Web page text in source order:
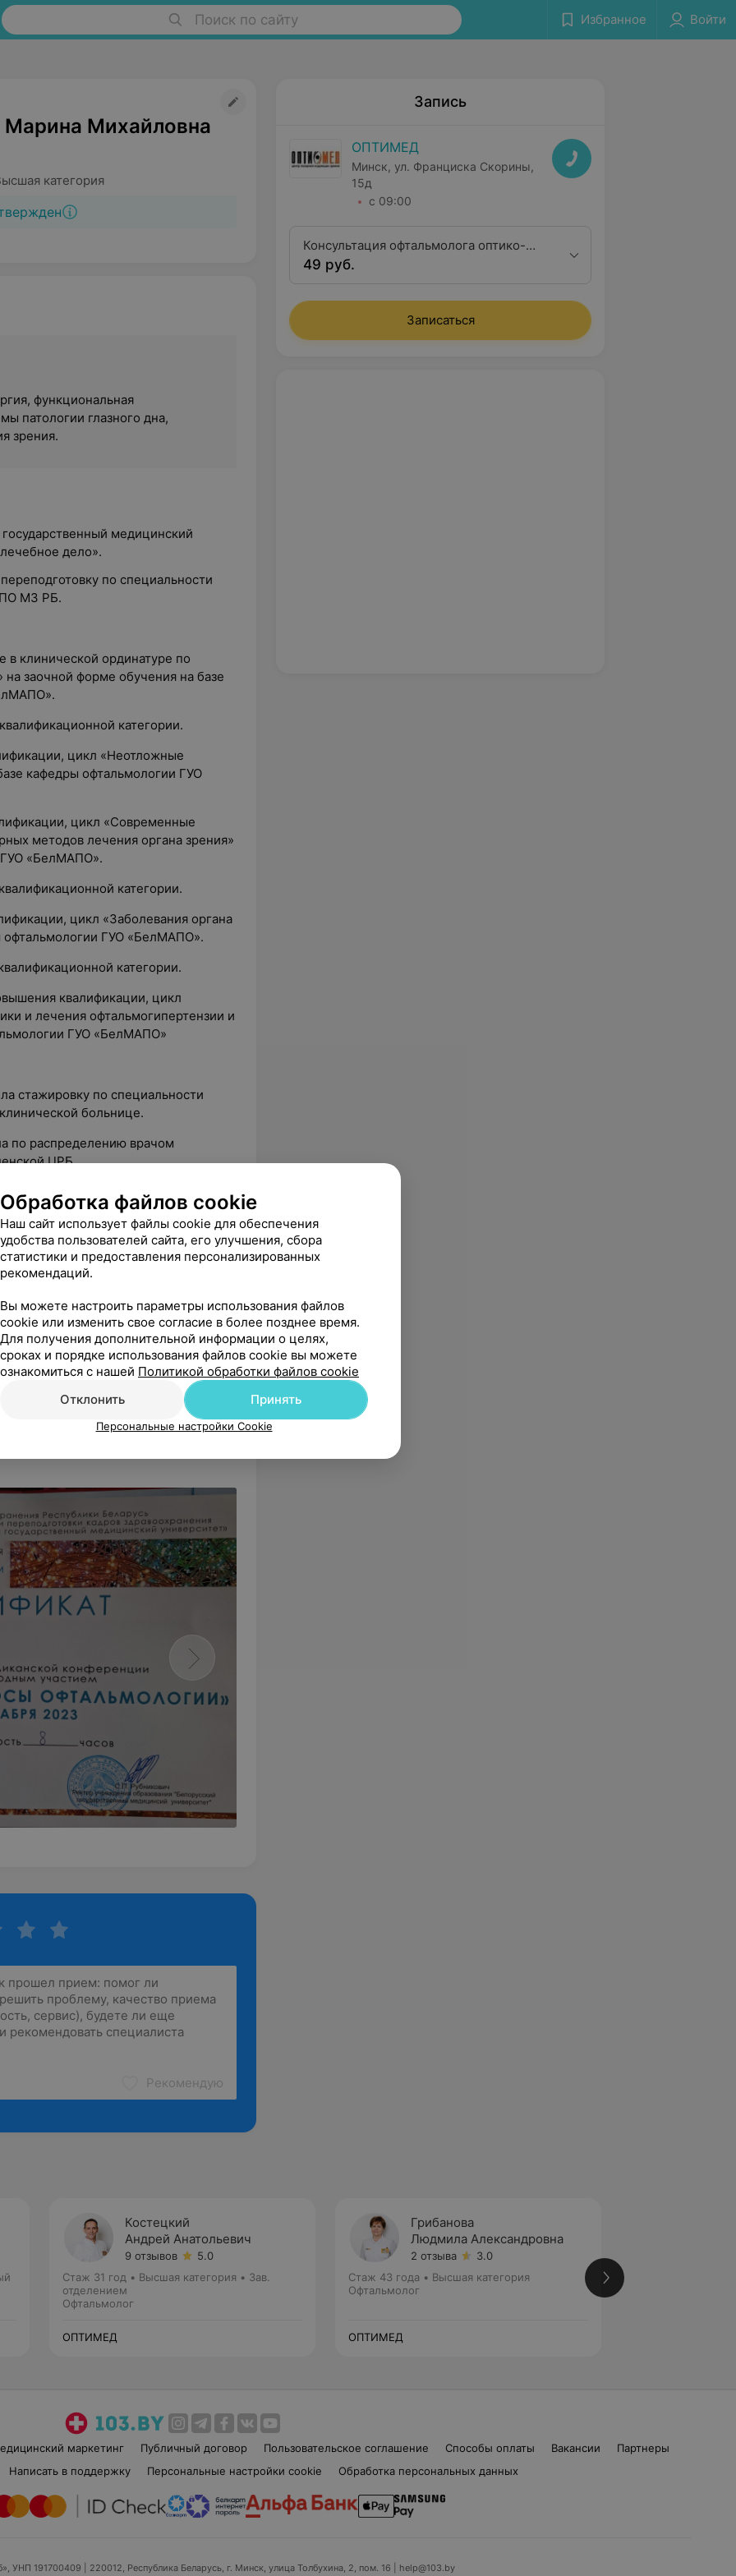
Поиск по сайту Избранное Войти
Марина Михайловна
категория
функциональная
патологии глазного дна,
зрения.
медицинский
дело».
по специальности
МЗ РБ.
в клинической ординатуре по
заочной форме обучения на базе
категории.
цикл «Неотложные
кафедры офтальмологии ГУО
цикл «Современные
методов лечения органа зрения»
ГУО «БелМАПО».
категории.
цикл «Заболевания органа
офтальмологии ГУО «БелМАПО».
категории.
квалификации, цикл
и лечения офтальмогипертензии и
ГУО «БелМАПО»
стажировку по специальности
больнице.
по распределению врачом
ЦРБ.
офтальмологом диспансерного
«1-й городской
офтальмологом кабинета
«РЦ МР и Б».
офтальмологом
отделения ИМФУП Медицинский
в ООО «Юнисправа».
ООО «Мир медицины»
Рекомендую
Запись
ОПТИМЕД
Минск, ул. Франциска Скорины,
15д
с 09:00
Консультация офтальмолога оптико-
реконструктивной и
49 руб.
Записаться
Костецкий
Андрей Анатольевич
9 отзывов
5.0
Стаж 31 год • Высшая категория • Зав.
отделением
Офтальмолог
ОПТИМЕД
Грибанова
Людмила Александровна
2 отзыва
3.0
Стаж 43 года • Высшая категория
Офтальмолог
ОПТИМЕД
маркетинг Публичный договор Пользовательское соглашение Способы оплаты Вакансии
Партнеры
Написать в поддержку Персональные настройки cookie Обработка персональных данных
УНП 191700409 | 220012, Республика Беларусь, г. Минск, улица Толбухина, 2, пом. 16 | help@103.by
Обработка файлов cookie
Наш сайт использует файлы cookie для обеспечения
удобства пользователей сайта, его улучшения, сбора
статистики и предоставления персонализированных
рекомендаций.
Вы можете настроить параметры использования файлов
cookie или изменить свое согласие в более позднее время.
Для получения дополнительной информации о целях,
сроках и порядке использования файлов cookie вы можете
ознакомиться с нашей Политикой обработки файлов cookie
Отклонить
Принять
Персональные настройки Cookie